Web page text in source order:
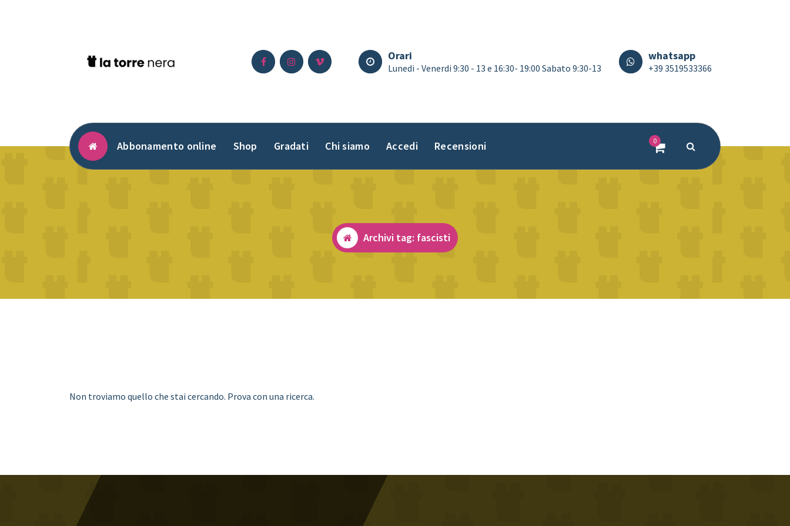
Orari
Lunedi - Venerdi 9:30 - 13 e 16:30- 19:00 Sabato 9:30-13
whatsapp
+39 3519533366
Abbonamento online Shop Gradati Chi siamo Accedi Recensioni 0
Archivi tag: fascisti
Non troviamo quello che stai cercando. Prova con una ricerca.